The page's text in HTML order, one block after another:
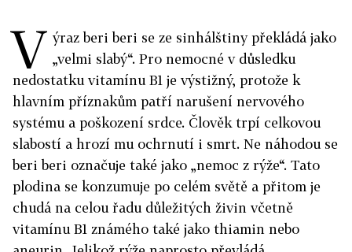
V ýraz beri beri se ze sinhálštiny překládá jako
„velmi slabý“. Pro nemocné v důsledku
nedostatku vitamínu B1 je výstižný, protože k
hlavním příznakům patří narušení nervového
systému a poškození srdce. Člověk trpí celkovou
slabostí a hrozí mu ochrnutí i smrt. Ne náhodou se
beri beri označuje také jako „nemoc z rýže“. Tato
plodina se konzumuje po celém světě a přitom je
chudá na celou řadu důležitých živin včetně
vitamínu B1 známého také jako thiamin nebo